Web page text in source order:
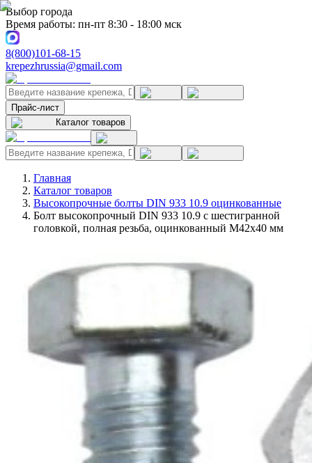
Выбор города
Время работы: пн-пт 8:30 - 18:00 мск
8(800)101-68-15
krepezhrussia@gmail.com
Прайс-лист
Каталог товаров
Главная
Каталог товаров
Высокопрочные болты DIN 933 10.9 оцинкованные
Болт высокопрочный DIN 933 10.9 с шестигранной
головкой, полная резьба, оцинкованный M42x40 мм